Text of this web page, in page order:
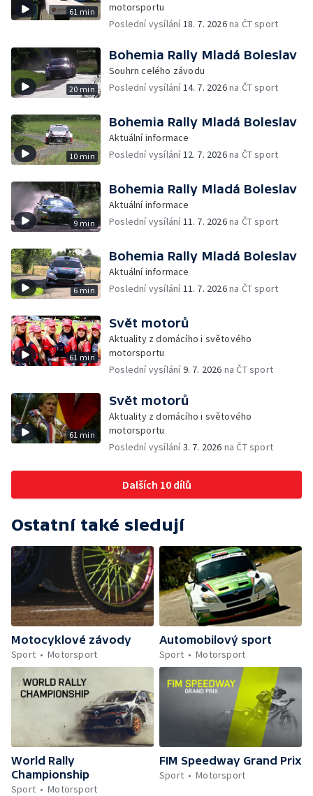
61 min
motorsportu
Poslední vysílání18. 7. 2026na ČT sport
20 min
Bohemia Rally Mladá Boleslav
Souhrn celého závodu
Poslední vysílání14. 7. 2026na ČT sport
10 min
Bohemia Rally Mladá Boleslav
Aktuální informace
Poslední vysílání12. 7. 2026na ČT sport
9 min
Bohemia Rally Mladá Boleslav
Aktuální informace
Poslední vysílání11. 7. 2026na ČT sport
6 min
Bohemia Rally Mladá Boleslav
Aktuální informace
Poslední vysílání11. 7. 2026na ČT sport
61 min
Svět motorů
Aktuality z domácího i světového
motorsportu
Poslední vysílání9. 7. 2026 na ČT sport
61 min
Svět motorů
Aktuality z domácího i světového
motorsportu
Poslední vysílání3. 7. 2026 na ČT sport
Dalších 10 dílů
Ostatní také sledují
Motocyklové závody
Sport
Motorsport
Automobilový sport
Sport
Motorsport
World Rally
Championship
Sport
Motorsport
FIM Speedway Grand Prix
Sport
Motorsport